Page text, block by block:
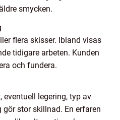
smycken.
flera skisser. Ibland visas
tidigare arbeten. Kunden
och fundera.
eventuell legering, typ av
stor skillnad. En erfaren